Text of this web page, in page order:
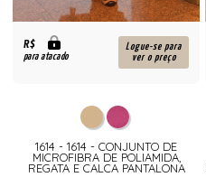
R$
para atacado
Logue-se para
ver o preço
1614 - 1614 - CONJUNTO DE
MICROFIBRA DE POLIAMIDA,
REGATA E CALCA PANTALONA